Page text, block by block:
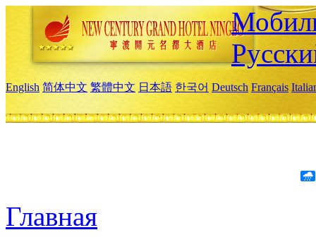
English 简体中文 繁體中文 日本語 한국어 Deutsch Français
Главная